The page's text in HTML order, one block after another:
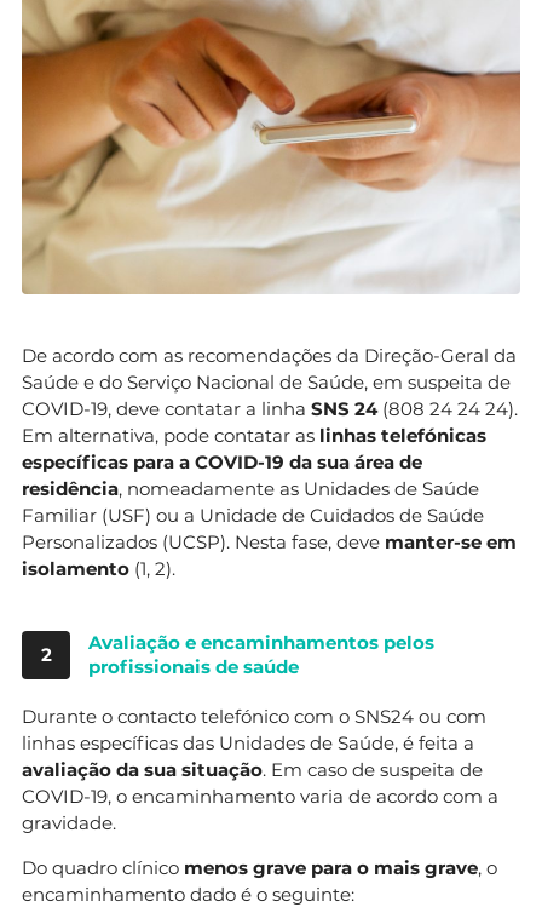
De acordo com as recomendações da Direção-Geral da
Saúde e do Serviço Nacional de Saúde, em suspeita de
COVID-19, deve contatar a linha SNS 24(808 24 24 24).
Em alternativa, pode contatar as linhas telefónicas
específicas para a COVID-19 da sua área de
residência, nomeadamente as Unidades de Saúde
Familiar (USF) ou a Unidade de Cuidados de Saúde
Personalizados (UCSP). Nesta fase, deve manter-se em
isolamento (1, 2).
2
Avaliação e encaminhamentos pelos
profissionais de saúde
Durante o contacto telefónico com o SNS24 ou com
linhas específicas das Unidades de Saúde, é feita a
avaliação da sua situação. Em caso de suspeita de
COVID-19, o encaminhamento varia de acordo com a
gravidade.
Do quadro clínico menos grave para o mais grave, o
encaminhamento dado é o seguinte: